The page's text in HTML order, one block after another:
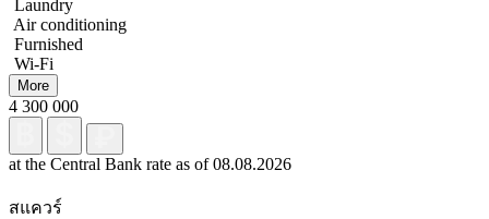
Laundry
Air conditioning
Furnished
Wi-Fi
More
4 300 000
at the Central Bank rate as of 08.08.2026
สแควร์